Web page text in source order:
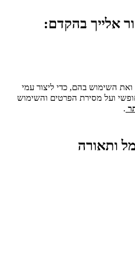
אלייך בהקדם:
השימוש בהם, כדי ליצור עמי
ועל מסירת הפרטים והשימוש
.
ותאורה